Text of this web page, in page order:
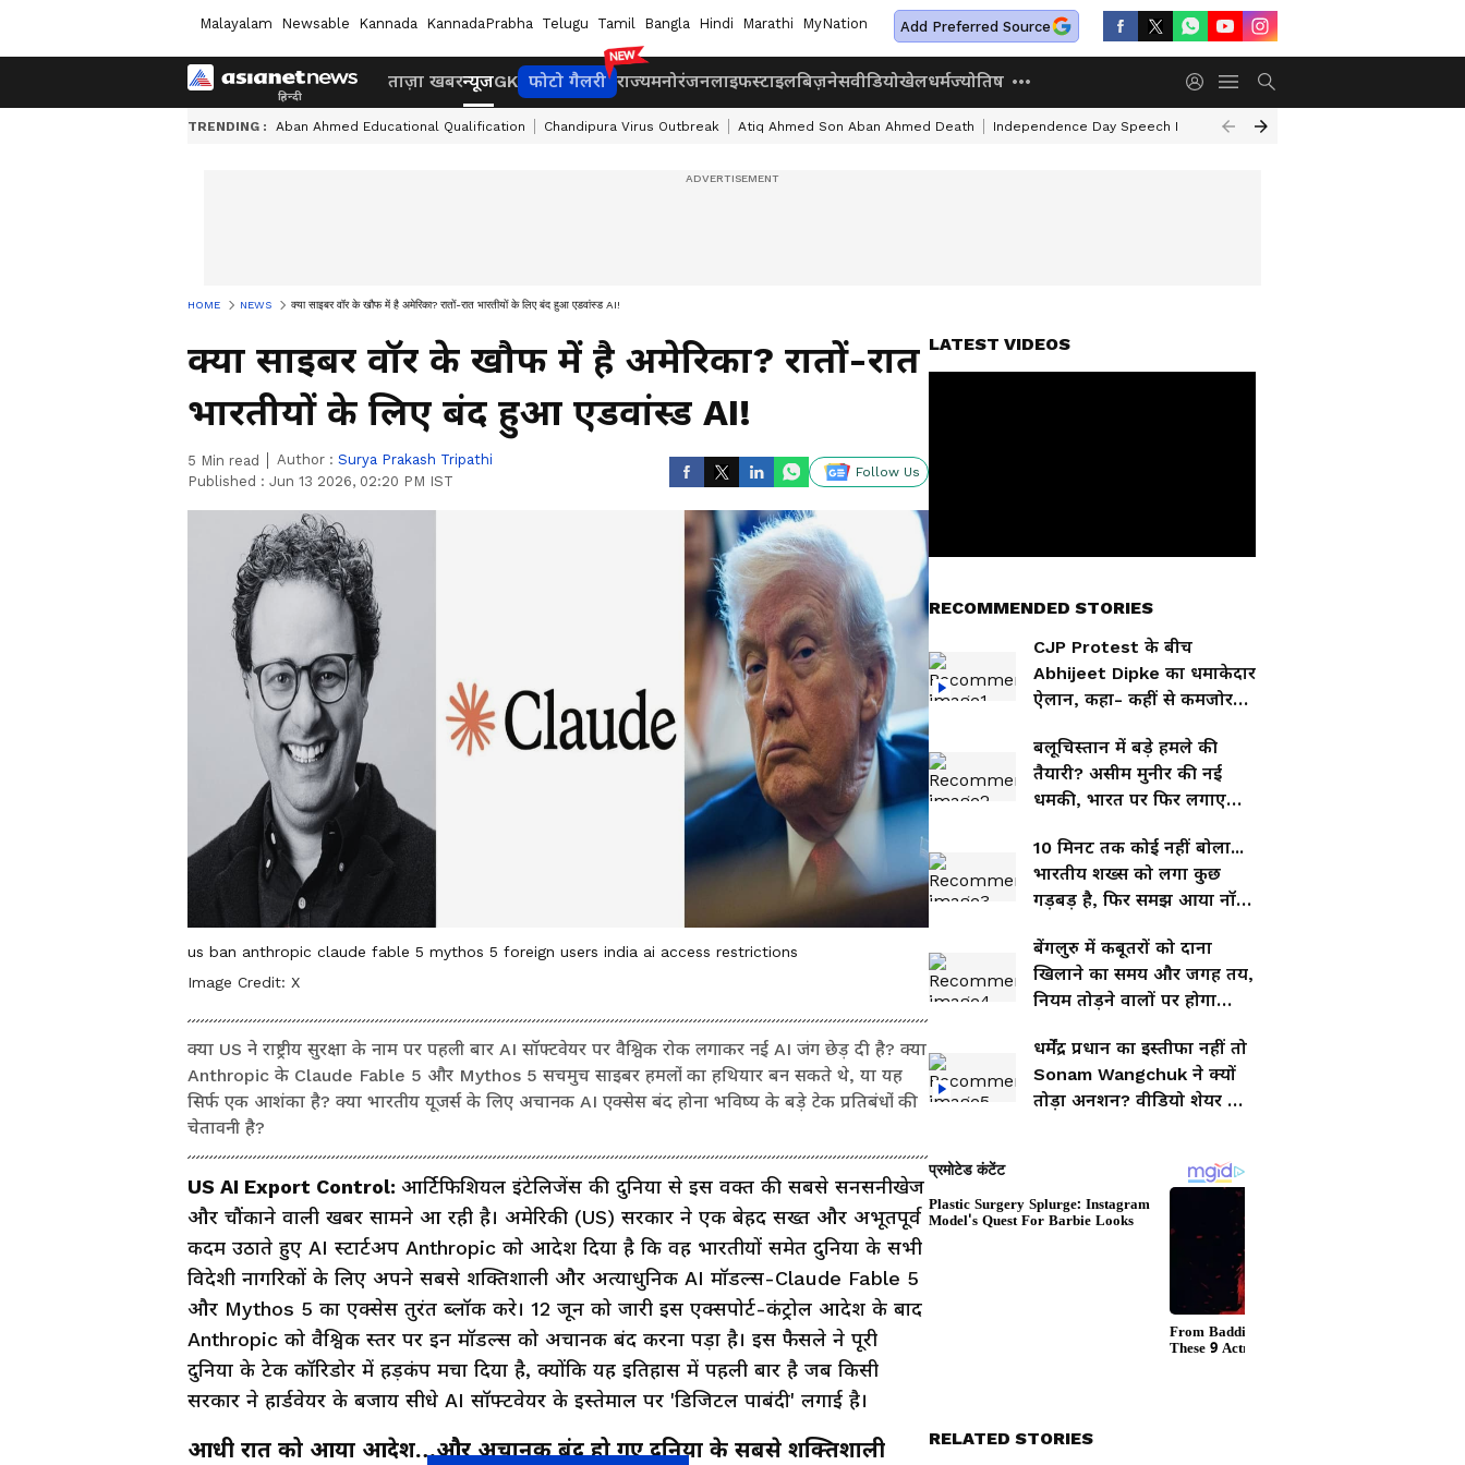
Malayalam Newsable Kannada KannadaPrabha Telugu Tamil Bangla Hindi Marathi MyNation Add Preferred Source
ताज़ा खबरन्यूजGK फोटो गैलरी राज्यमनोरंजनलाइफस्टाइलबिज़नेसवीडियोखेलधर्मज्योतिष
TRENDING : Aban Ahmed Educational Qualification Chandipura Virus Outbreak Atiq Ahmed Son Aban Ahmed Death Independence Day Speech In Hindi Mafia Atiq Ahmed Family
HOME NEWS क्या साइबर वॉर के खौफ में है अमेरिका? रातों-रात भारतीयों के लिए बंद हुआ एडवांस्ड AI!
क्या साइबर वॉर के खौफ में है अमेरिका? रातों-रात
भारतीयों के लिए बंद हुआ एडवांस्ड AI!
5 Min read Author : Surya Prakash Tripathi
Published : Jun 13 2026, 02:20 PM IST
Follow Us
us ban anthropic claude fable 5 mythos 5 foreign users india ai access restrictions
Image Credit: X
क्या US ने राष्ट्रीय सुरक्षा के नाम पर पहली बार AI सॉफ्टवेयर पर वैश्विक रोक लगाकर नई AI जंग छेड़ दी है? क्या
Anthropic के Claude Fable 5 और Mythos 5 सचमुच साइबर हमलों का हथियार बन सकते थे, या यह
सिर्फ एक आशंका है? क्या भारतीय यूजर्स के लिए अचानक AI एक्सेस बंद होना भविष्य के बड़े टेक प्रतिबंधों की
चेतावनी है?
US AI Export Control: आर्टिफिशियल इंटेलिजेंस की दुनिया से इस वक्त की सबसे सनसनीखेज
और चौंकाने वाली खबर सामने आ रही है। अमेरिकी (US) सरकार ने एक बेहद सख्त और अभूतपूर्व
कदम उठाते हुए AI स्टार्टअप Anthropic को आदेश दिया है कि वह भारतीयों समेत दुनिया के सभी
विदेशी नागरिकों के लिए अपने सबसे शक्तिशाली और अत्याधुनिक AI मॉडल्स-Claude Fable 5
और Mythos 5 का एक्सेस तुरंत ब्लॉक करे। 12 जून को जारी इस एक्सपोर्ट-कंट्रोल आदेश के बाद
Anthropic को वैश्विक स्तर पर इन मॉडल्स को अचानक बंद करना पड़ा है। इस फैसले ने पूरी
दुनिया के टेक कॉरिडोर में हड़कंप मचा दिया है, क्योंकि यह इतिहास में पहली बार है जब किसी
सरकार ने हार्डवेयर के बजाय सीधे AI सॉफ्टवेयर के इस्तेमाल पर 'डिजिटल पाबंदी' लगाई है।
आधी रात को आया आदेश…और अचानक बंद हो गए दुनिया के सबसे शक्तिशाली
LATEST VIDEOS
RECOMMENDED STORIES
CJP Protest के बीच
Abhijeet Dipke का धमाकेदार
ऐलान, कहा- कहीं से कमजोर
बलूचिस्तान में बड़े हमले की
तैयारी? असीम मुनीर की नई
धमकी, भारत पर फिर लगाए
10 मिनट तक कोई नहीं बोला...
भारतीय शख्स को लगा कुछ
गड़बड़ है, फिर समझ आया नॉर्वे
बेंगलुरु में कबूतरों को दाना
खिलाने का समय और जगह तय,
नियम तोड़ने वालों पर होगा
धर्मेंद्र प्रधान का इस्तीफा नहीं तो
Sonam Wangchuk ने क्यों
तोड़ा अनशन? वीडियो शेयर कर
RELATED STORIES